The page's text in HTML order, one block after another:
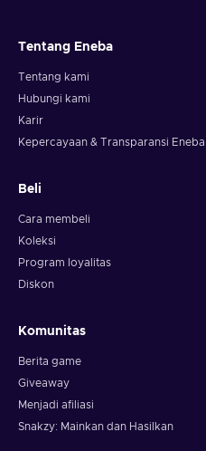
Tentang Eneba
Tentang kami
Hubungi kami
Karir
Kepercayaan & Transparansi Eneba
Beli
Cara membeli
Koleksi
Program loyalitas
Diskon
Komunitas
Berita game
Giveaway
Menjadi afiliasi
Snakzy: Mainkan dan Hasilkan